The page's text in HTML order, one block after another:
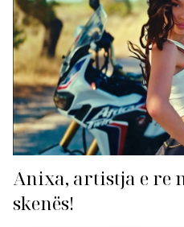
Anixa, artistja e re
skenës!